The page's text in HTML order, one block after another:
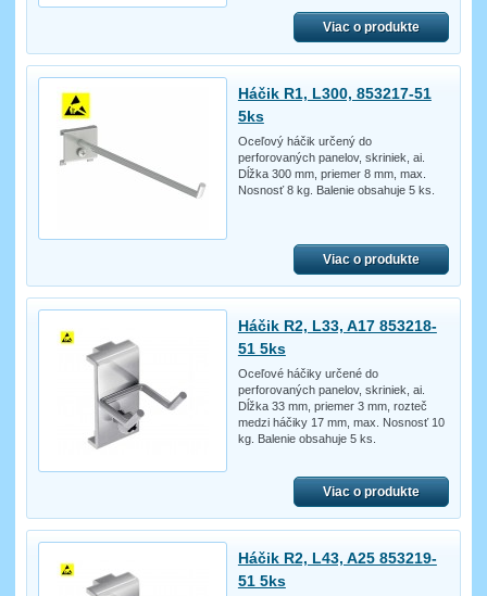
Viac o produkte
Háčik R1, L300, 853217-51
5ks
Oceľový háčik určený do
perforovaných panelov, skriniek, ai.
Dĺžka 300 mm, priemer 8 mm, max.
Nosnosť 8 kg. Balenie obsahuje 5 ks.
Viac o produkte
Háčik R2, L33, A17 853218-
51 5ks
Oceľové háčiky určené do
perforovaných panelov, skriniek, ai.
Dĺžka 33 mm, priemer 3 mm, rozteč
medzi háčiky 17 mm, max. Nosnosť 10
kg. Balenie obsahuje 5 ks.
Viac o produkte
Háčik R2, L43, A25 853219-
51 5ks